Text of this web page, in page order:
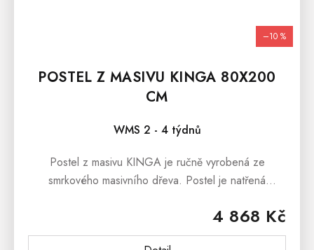
–10 %
POSTEL Z MASIVU KINGA 80X200
CM
WMS 2 - 4 týdnů
4 868 Kč
Postel z masivu KINGA je ručně vyrobená ze
smrkového masivního dřeva. Postel je natřená